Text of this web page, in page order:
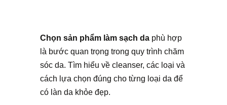
Chọn sản phẩm làm sạch da phù hợp
là bước quan trọng trong quy trình chăm
sóc da. Tìm hiểu về cleanser, các loại và
cách lựa chọn đúng cho từng loại da để
có làn da khỏe đẹp.